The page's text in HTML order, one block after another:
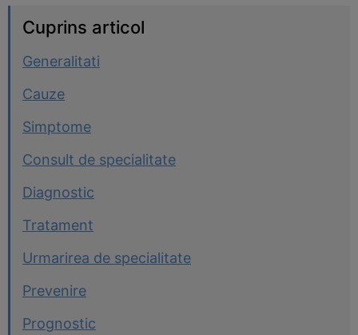
Cuprins articol
Generalitati
Cauze
Simptome
Consult de specialitate
Diagnostic
Tratament
Urmarirea de specialitate
Prevenire
Prognostic